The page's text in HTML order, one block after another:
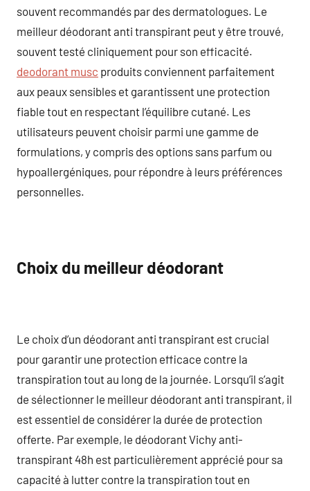
souvent recommandés par des dermatologues. Le
meilleur déodorant anti transpirant peut y être trouvé,
souvent testé cliniquement pour son efficacité.
deodorant musc produits conviennent parfaitement
aux peaux sensibles et garantissent une protection
fiable tout en respectant l’équilibre cutané. Les
utilisateurs peuvent choisir parmi une gamme de
formulations, y compris des options sans parfum ou
hypoallergéniques, pour répondre à leurs préférences
personnelles.
Choix du meilleur déodorant
Le choix d’un déodorant anti transpirant est crucial
pour garantir une protection efficace contre la
transpiration tout au long de la journée. Lorsqu’il s’agit
de sélectionner le meilleur déodorant anti transpirant, il
est essentiel de considérer la durée de protection
offerte. Par exemple, le déodorant Vichy anti-
transpirant 48h est particulièrement apprécié pour sa
capacité à lutter contre la transpiration tout en